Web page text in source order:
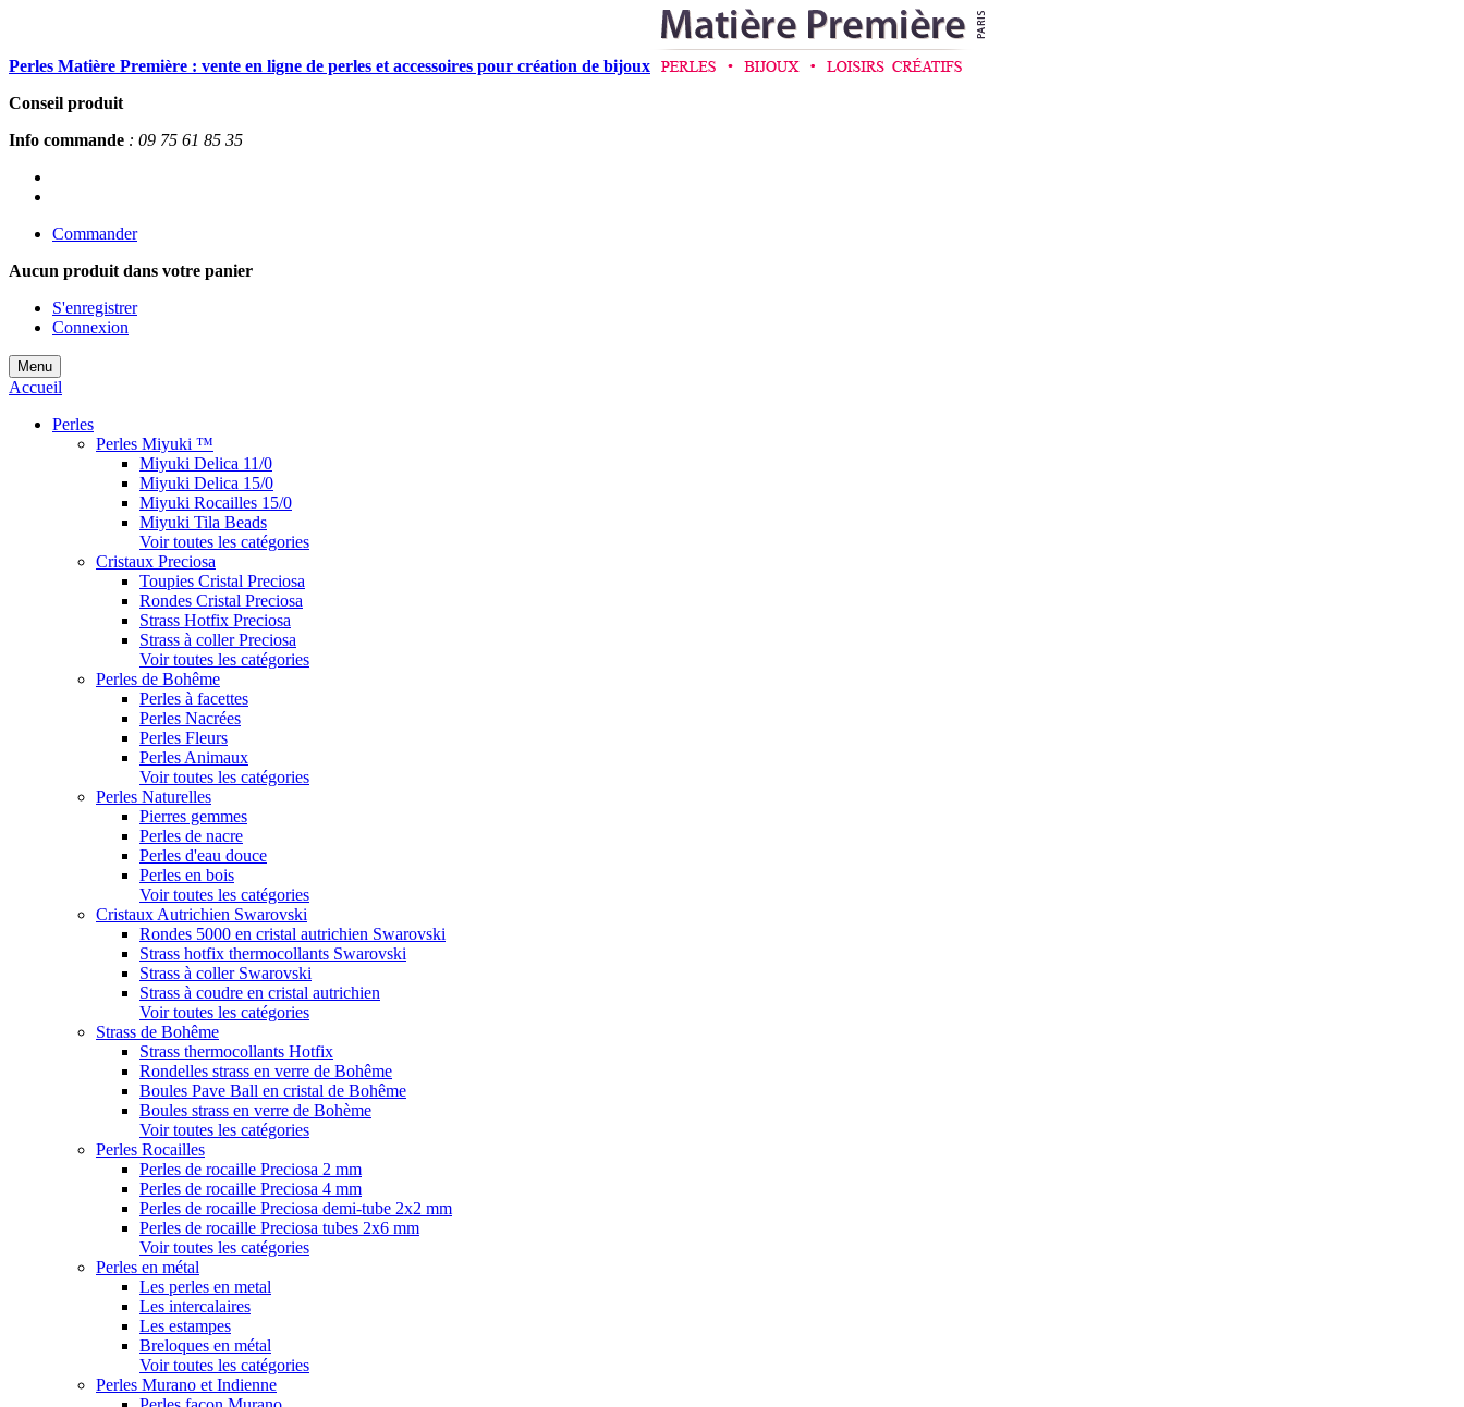
Perles Matière Première : vente en ligne de perles et accessoires pour création de bijoux
Conseil produit
Info commande : 09 75 61 85 35
Commander
Aucun produit dans votre panier
S'enregistrer
Connexion
Menu
Accueil
Perles
Perles Miyuki ™
Miyuki Delica 11/0
Miyuki Delica 15/0
Miyuki Rocailles 15/0
Miyuki Tila Beads
Voir toutes les catégories
Cristaux Preciosa
Toupies Cristal Preciosa
Rondes Cristal Preciosa
Strass Hotfix Preciosa
Strass à coller Preciosa
Voir toutes les catégories
Perles de Bohême
Perles à facettes
Perles Nacrées
Perles Fleurs
Perles Animaux
Voir toutes les catégories
Perles Naturelles
Pierres gemmes
Perles de nacre
Perles d'eau douce
Perles en bois
Voir toutes les catégories
Cristaux Autrichien Swarovski
Rondes 5000 en cristal autrichien Swarovski
Strass hotfix thermocollants Swarovski
Strass à coller Swarovski
Strass à coudre en cristal autrichien
Voir toutes les catégories
Strass de Bohême
Strass thermocollants Hotfix
Rondelles strass en verre de Bohême
Boules Pave Ball en cristal de Bohême
Boules strass en verre de Bohème
Voir toutes les catégories
Perles Rocailles
Perles de rocaille Preciosa 2 mm
Perles de rocaille Preciosa 4 mm
Perles de rocaille Preciosa demi-tube 2x2 mm
Perles de rocaille Preciosa tubes 2x6 mm
Voir toutes les catégories
Perles en métal
Les perles en metal
Les intercalaires
Les estampes
Breloques en métal
Voir toutes les catégories
Perles Murano et Indienne